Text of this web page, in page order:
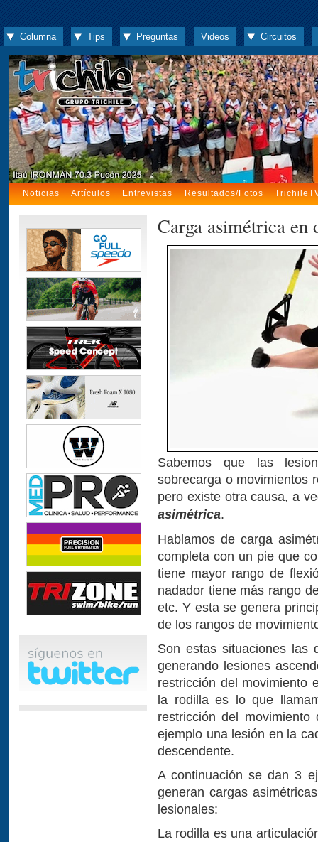
Columna Tips Preguntas Videos Circuitos
Noticias Artículos Entrevistas Resultados/Fotos
Carga asimétrica en
Sabemos que las
sobrecarga o movimientos
pero existe otra causa, a
asimétrica.
Hablamos de carga
completa con un pie que
tiene mayor rango de
nadador tiene más rango
etc. Y esta se genera
de los rangos de
Son estas situaciones las
generando lesiones
restricción del movimiento
la rodilla es lo que
restricción del
ejemplo una lesión en la
descendente.
A continuación se dan 3
generan cargas
lesionales:
La rodilla es una